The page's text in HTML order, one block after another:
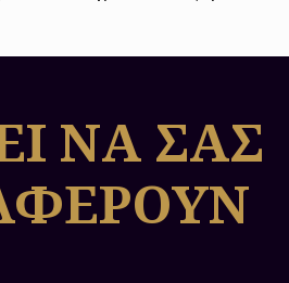
TRUST», ενώ
ΝΑ ΣΑΣ